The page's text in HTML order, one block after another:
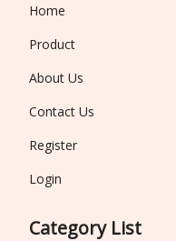
Home
Product
About Us
Contact Us
Register
Login
Category List